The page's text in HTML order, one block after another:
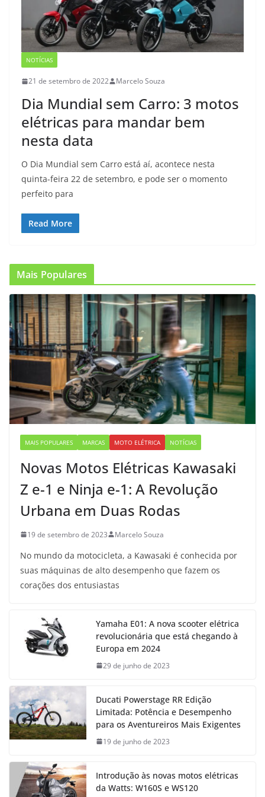
NOTÍCIAS
21 de setembro de 2022 Marcelo Souza
Dia Mundial sem Carro: 3 motos
elétricas para mandar bem
nesta data
O Dia Mundial sem Carro está aí, acontece nesta
quinta-feira 22 de setembro, e pode ser o momento
perfeito para
Read More
Mais Populares
MAIS POPULARES MARCAS MOTO ELÉTRICA NOTÍCIAS
Novas Motos Elétricas Kawasaki
Z e-1 e Ninja e-1: A Revolução
Urbana em Duas Rodas
19 de setembro de 2023 Marcelo Souza
No mundo da motocicleta, a Kawasaki é conhecida por
suas máquinas de alto desempenho que fazem os
corações dos entusiastas
Yamaha E01: A nova scooter elétrica
revolucionária que está chegando à
Europa em 2024
29 de junho de 2023
Ducati Powerstage RR Edição
Limitada: Potência e Desempenho
para os Aventureiros Mais Exigentes
19 de junho de 2023
Introdução às novas motos elétricas
da Watts: W160S e WS120